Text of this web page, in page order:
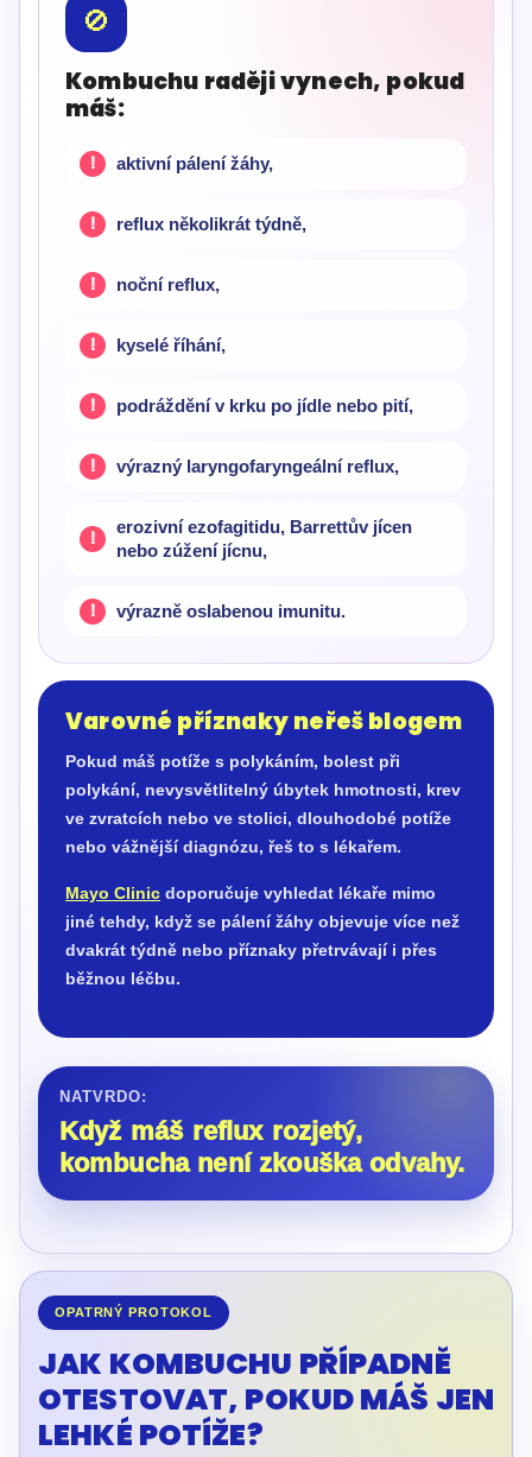
🚫
Kombuchu raději vynech, pokud
máš:
aktivní pálení žáhy,
reflux několikrát týdně,
noční reflux,
kyselé říhání,
podráždění v krku po jídle nebo pití,
výrazný laryngofaryngeální reflux,
erozivní ezofagitidu, Barrettův jícen
nebo zúžení jícnu,
výrazně oslabenou imunitu.
Varovné příznaky neřeš blogem
Pokud máš potíže s polykáním, bolest při
polykání, nevysvětlitelný úbytek hmotnosti, krev
ve zvratcích nebo ve stolici, dlouhodobé potíže
nebo vážnější diagnózu, řeš to s lékařem.
Mayo Clinic doporučuje vyhledat lékaře mimo
jiné tehdy, když se pálení žáhy objevuje více než
dvakrát týdně nebo příznaky přetrvávají i přes
běžnou léčbu.
NATVRDO:
Když máš reflux rozjetý,
kombucha není zkouška odvahy.
OPATRNÝ PROTOKOL
JAK KOMBUCHU PŘÍPADNĚ
OTESTOVAT, POKUD MÁŠ JEN
LEHKÉ POTÍŽE?